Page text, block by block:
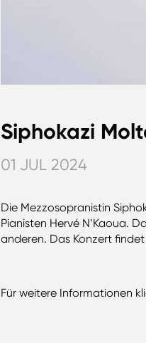
Siphokazi
01 JUL 2024
Die Mezzosopranistin
Pianisten Hervé N’Kaoua.
anderen. Das Konzert
Für weitere Informationen